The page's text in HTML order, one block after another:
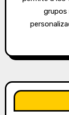
grupos